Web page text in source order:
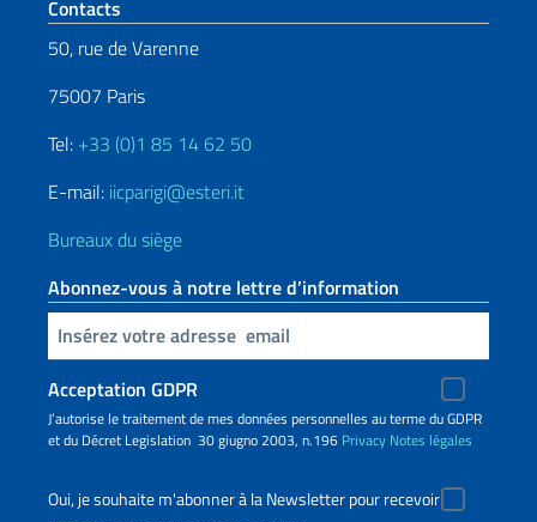
Contacts
50, rue de Varenne
75007 Paris
Tel: +33 (0)1 85 14 62 50
E-mail: iicparigi@esteri.it
Bureaux du siège
Abonnez-vous à notre lettre d’information
Insert your email
Acceptation GDPR
J’autorise le traitement de mes données personnelles au terme du GDPR
et du Décret Legislation 30 giugno 2003, n.196 Privacy Notes légales
Oui, je souhaite m'abonner à la Newsletter pour recevoir